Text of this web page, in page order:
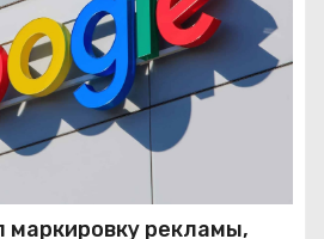
маркировку рекламы,